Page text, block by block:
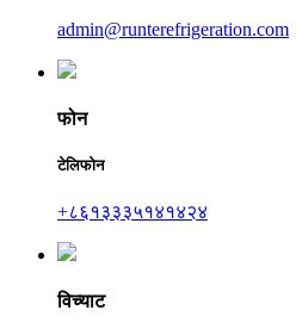
admin@runterefrigeration.com
फोन
टेलिफोन
+८६१३३३५१४१४२४
विच्याट